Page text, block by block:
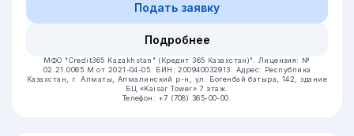
Подать заявку
Подробнее
МФО "Credit365 Kazakhstan" (Кредит 365 Казахстан)".
Лицензия: №
02.21.0065.M от 2021-04-05. БИН: 200940032913. Адрес: Республика
Казахстан, г. Алматы, Алмалинский р-н, ул. Богенбай батыра, 142, здание
БЦ «Kaisar Tower» 7 этаж.
Телефон: +7 (708) 365-00-00.